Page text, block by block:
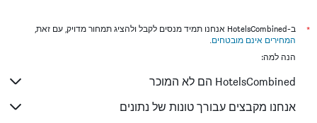
*
ב-HotelsCombined אנחנו תמיד מנסים לקבל ולהציג תמחור מדויק, עם זאת,
המחירים אינם מובטחים.
הנה למה:
HotelsCombined הם לא המוכר
אנחנו מקבצים עבורך טונות של נתונים